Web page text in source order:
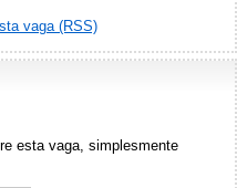
vaga (RSS)
esta vaga, simplesmente